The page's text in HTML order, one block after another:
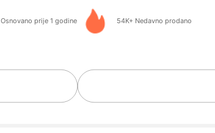
Osnovano prije 1 godine 54K+ Nedavno prodano